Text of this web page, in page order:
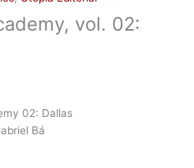
vol. 02:
02: Dallas
Bá